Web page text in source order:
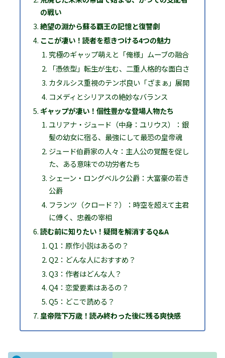
の戦い
絶望の淵から蘇る覇王の記憶と復讐劇
ここが凄い！読者を惹きつける4つの魅力
究極のギャップ萌えと「俺様」ムーブの融合
「憑依型」転生が生む、二重人格的な面白さ
カタルシス重視のテンポ良い「ざまぁ」展開
コメディとシリアスの絶妙なバランス
ギャップが凄い！個性豊かな登場人物たち
ユリアナ・ジュード（中身：ユリウス）：銀
髪の幼女に宿る、最強にして最恐の皇帝魂
ジュード伯爵家の人々：主人公の覚醒を促し
た、ある意味での功労者たち
シェーン・ロングベルク公爵：大富豪の若き
公爵
フランツ（クロード？）：時空を超えて主君
に傅く、忠義の宰相
読む前に知りたい！疑問を解消するQ&A
Q1：原作小説はあるの？
Q2：どんな人におすすめ？
Q3：作者はどんな人？
Q4：恋愛要素はあるの？
Q5：どこで読める？
皇帝陛下万歳！読み終わった後に残る爽快感